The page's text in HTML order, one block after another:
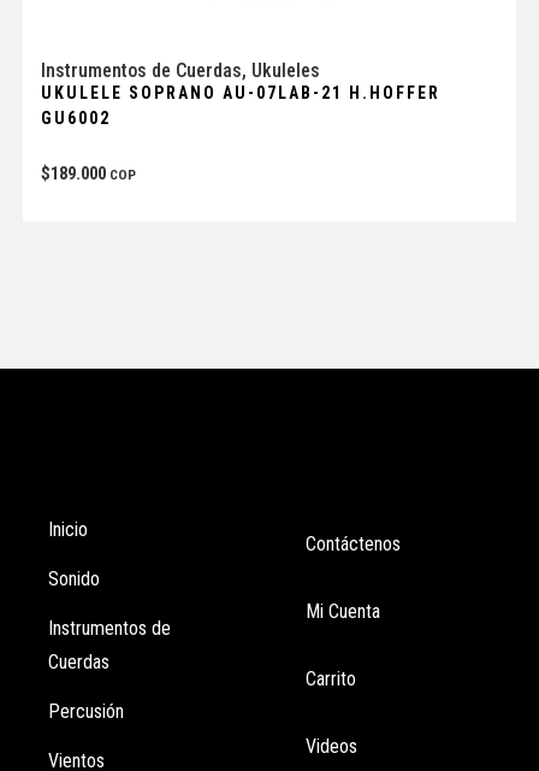
Instrumentos de Cuerdas, Ukuleles
UKULELE SOPRANO AU-07LAB-21 H.HOFFER
GU6002
$189.000 COP
Inicio
Sonido
Instrumentos de
Cuerdas
Percusión
Vientos
Contáctenos
Mi Cuenta
Carrito
Videos